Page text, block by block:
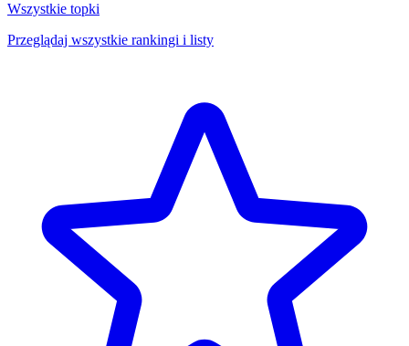
Wszystkie topki
Przeglądaj wszystkie rankingi i listy